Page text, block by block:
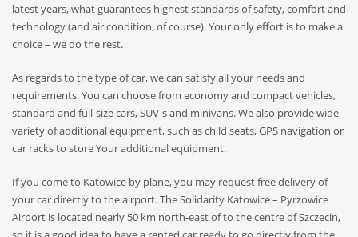
latest years, what guarantees highest standards of safety, comfort and
technology (and air condition, of course). Your only effort is to make a
choice – we do the rest.
As regards to the type of car, we can satisfy all your needs and
requirements. You can choose from economy and compact vehicles,
standard and full-size cars, SUV-s and minivans. We also provide wide
variety of additional equipment, such as child seats, GPS navigation or
car racks to store Your additional equipment.
If you come to Katowice by plane, you may request free delivery of
your car directly to the airport. The Solidarity Katowice – Pyrzowice
Airport is located nearly 50 km north-east of to the centre of Szczecin,